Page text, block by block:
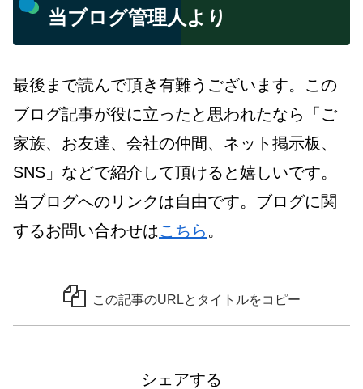
当ブログ管理人より
最後まで読んで頂き有難うございます。この
ブログ記事が役に立ったと思われたなら「ご
家族、お友達、会社の仲間、ネット掲示板、
SNS」などで紹介して頂けると嬉しいです。
当ブログへのリンクは自由です。ブログに関
するお問い合わせはこちら 。
この記事のURLとタイトルをコピー
シェアする